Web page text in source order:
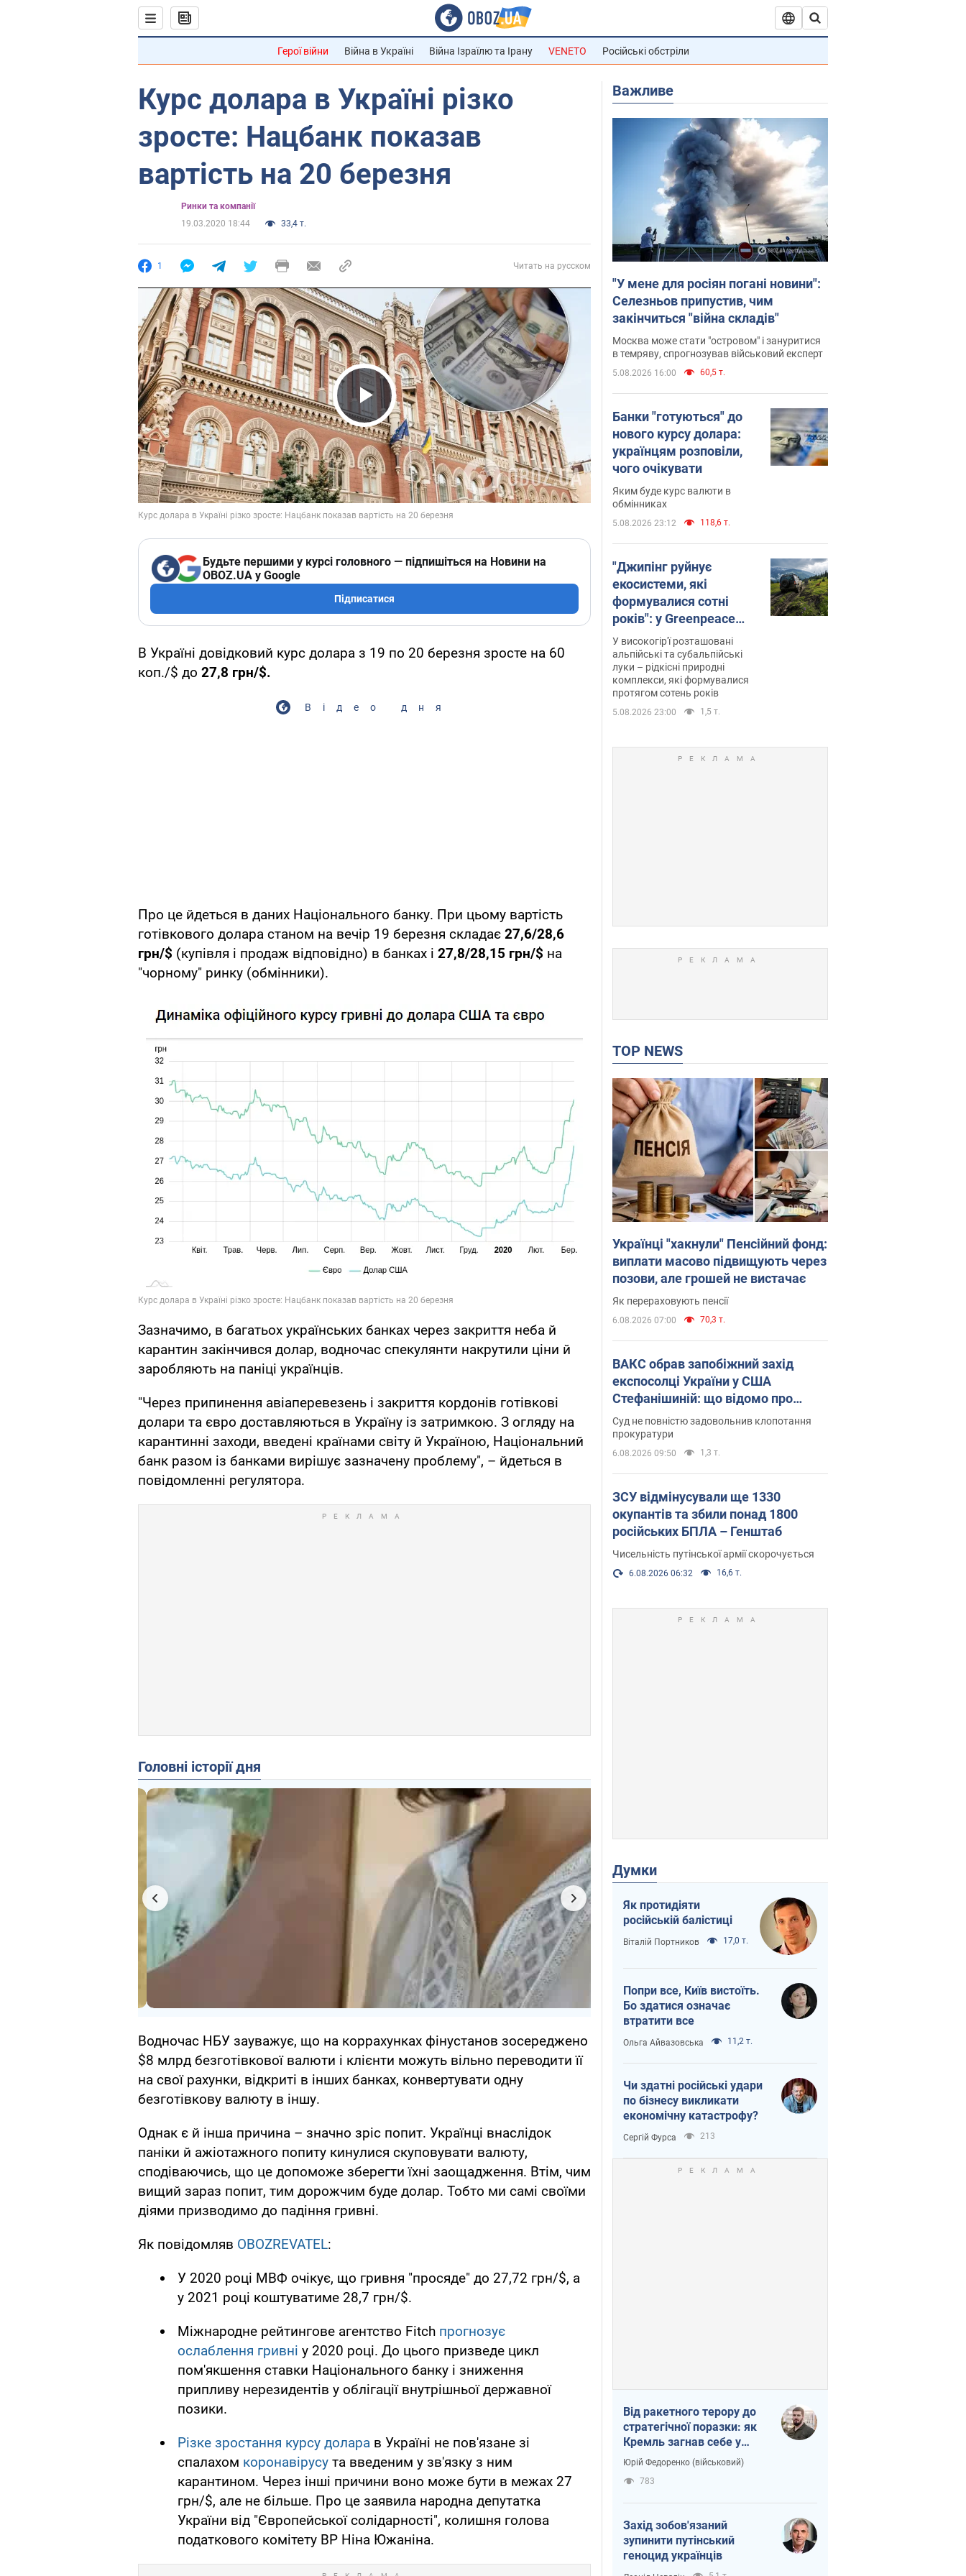
Герої війни Війна в Україні Війна Ізраїлю та Ірану VENETO Російські обстріли
Курс долара в Україні різко
зросте: Нацбанк показав
вартість на 20 березня
Ринки та компанії
19.03.2020 18:44
33,4 т.
1 Читать на русском
Play Video
Будьте першими у курсі головного — підпишіться на Новини на
OBOZ.UA у Google
Підписатися
В Україні довідковий курс долара з 19 по 20 березня зросте на 60
коп./$ до 27,8 грн/$.
Відео дня
Про це йдеться в даних Національного банку. При цьому вартість
готівкового долара станом на вечір 19 березня складає 27,6/28,6
грн/$ (купівля і продаж відповідно) в банках і 27,8/28,15 грн/$ на
"чорному" ринку (обмінники).
Зазначимо, в багатьох українських банках через закриття неба й
карантин закінчився долар, водночас спекулянти накрутили ціни й
заробляють на паніці українців.
"Через припинення авіаперевезень і закриття кордонів готівкові
долари та євро доставляються в Україну із затримкою. З огляду на
карантинні заходи, введені країнами світу й Україною, Національний
банк разом із банками вирішує зазначену проблему", – йдеться в
повідомленні регулятора.
Головні історії дня
Водночас НБУ зауважує, що на коррахунках фінустанов зосереджено
$8 млрд безготівкової валюти і клієнти можуть вільно переводити її
на свої рахунки, відкриті в інших банках, конвертувати одну
безготівкову валюту в іншу.
Однак є й інша причина – значно зріс попит. Українці внаслідок
паніки й ажіотажного попиту кинулися скуповувати валюту,
сподіваючись, що це допоможе зберегти їхні заощадження. Втім, чим
вищий зараз попит, тим дорожчим буде долар. Тобто ми самі своїми
діями призводимо до падіння гривні.
Як повідомляв OBOZREVATEL:
У 2020 році МВФ очікує, що гривня "просяде" до 27,72 грн/$, а
у 2021 році коштуватиме 28,7 грн/$.
Міжнародне рейтингове агентство Fitch прогнозує
ослаблення гривні у 2020 році. До цього призведе цикл
пом'якшення ставки Національного банку і зниження
припливу нерезидентів у облігації внутрішньої державної
позики.
Різке зростання курсу долара в Україні не пов'язане зі
спалахом коронавірусу та введеним у зв'язку з ним
карантином. Через інші причини воно може бути в межах 27
грн/$, але не більше. Про це заявила народна депутатка
України від "Європейської солідарності", колишня голова
податкового комітету ВР Ніна Южаніна.
Важливе
"У мене для росіян погані новини":
Селезньов припустив, чим
закінчиться "війна складів"
Москва може стати "островом" і зануритися
в темряву, спрогнозував військовий експерт
5.08.2026 16:00 60,5 т.
Банки "готуються" до
нового курсу долара:
українцям розповіли,
чого очікувати
Яким буде курс валюти в
обмінниках
5.08.2026 23:12 118,6 т.
"Джипінг руйнує
екосистеми, які
формувалися сотні
років": у Greenpeace
забили на сполох
У високогір'ї розташовані
альпійські та субальпійські
луки – рідкісні природні
комплекси, які формувалися
протягом сотень років
5.08.2026 23:00 1,5 т.
TOP NEWS
Українці "хакнули" Пенсійний фонд:
виплати масово підвищують через
позови, але грошей не вистачає
Як перераховують пенсії
6.08.2026 07:00 70,3 т.
ВАКС обрав запобіжний захід
експосолці України у США
Стефанішиній: що відомо про
справу
Суд не повністю задовольнив клопотання
прокуратури
6.08.2026 09:50 1,3 т.
ЗСУ відмінусували ще 1330
окупантів та збили понад 1800
російських БПЛА – Генштаб
Чисельність путінської армії скорочується
6.08.2026 06:32 16,6 т.
Думки
Як протидіяти
російській балістиці
Віталій Портников 17,0 т.
Попри все, Київ вистоїть.
Бо здатися означає
втратити все
Ольга Айвазовська 11,2 т.
Чи здатні російські удари
по бізнесу викликати
економічну катастрофу?
Сергій Фурса 213
Від ракетного терору до
стратегічної поразки: як
Кремль загнав себе у
пастку
Юрій Федоренко (військовий)
783
Захід зобов'язаний
зупинити путінський
геноцид українців